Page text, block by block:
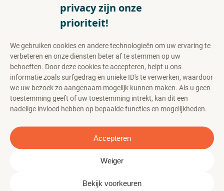
privacy zijn onze
prioriteit!
We gebruiken cookies en andere technologieën om uw ervaring te
verbeteren en onze diensten beter af te stemmen op uw
behoeften. Door deze cookies te accepteren, helpt u ons
informatie zoals surfgedrag en unieke ID's te verwerken, waardoor
we uw bezoek zo aangenaam mogelijk kunnen maken. Als u geen
toestemming geeft of uw toestemming intrekt, kan dit een
nadelige invloed hebben op bepaalde functies en mogelijkheden.
Accepteren
Weiger
Bekijk voorkeuren